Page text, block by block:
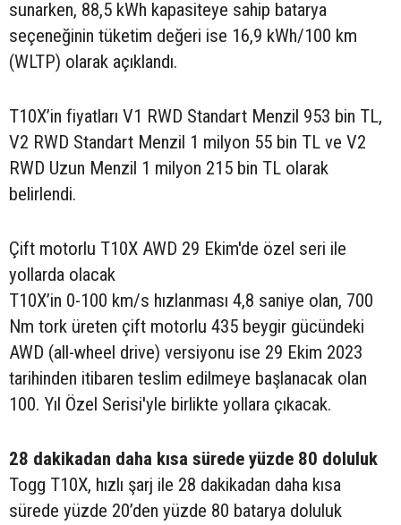
sunarken, 88,5 kWh kapasiteye sahip batarya
seçeneğinin tüketim değeri ise 16,9 kWh/100 km
(WLTP) olarak açıklandı.
T10X’in fiyatları V1 RWD Standart Menzil 953 bin TL,
V2 RWD Standart Menzil 1 milyon 55 bin TL ve V2
RWD Uzun Menzil 1 milyon 215 bin TL olarak
belirlendi.
Çift motorlu T10X AWD 29 Ekim'de özel seri ile
yollarda olacak
T10X’in 0-100 km/s hızlanması 4,8 saniye olan, 700
Nm tork üreten çift motorlu 435 beygir gücündeki
AWD (all-wheel drive) versiyonu ise 29 Ekim 2023
tarihinden itibaren teslim edilmeye başlanacak olan
100. Yıl Özel Serisi'yle birlikte yollara çıkacak.
28 dakikadan daha kısa sürede yüzde 80 doluluk
Togg T10X, hızlı şarj ile 28 dakikadan daha kısa
sürede yüzde 20’den yüzde 80 batarya doluluk